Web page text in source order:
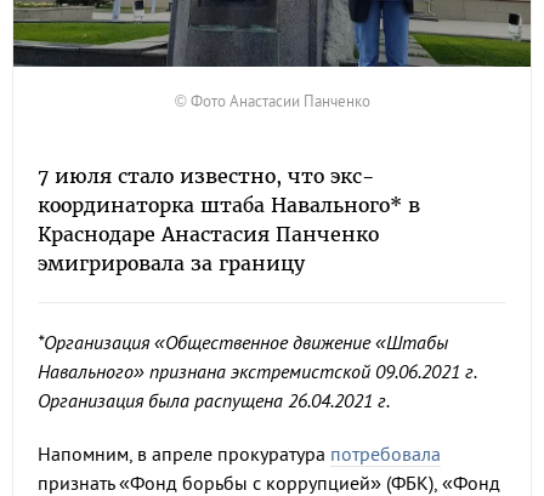
© Фото Анастасии Панченко
7 июля стало известно, что экс-
координаторка штаба Навального* в
Краснодаре Анастасия Панченко
эмигрировала за границу
*Организация «Общественное движение «Штабы
Навального» признана экстремистской 09.06.2021 г.
Организация была распущена 26.04.2021 г.
Напомним, в апреле прокуратура потребовала
признать «Фонд борьбы с коррупцией» (ФБК), «Фонд